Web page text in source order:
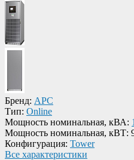
Бренд: APC
Тип: Online
Мощность номинальная, кВА:
Мощность номинальная, кВТ:
Конфигурация: Tower
Все характеристики